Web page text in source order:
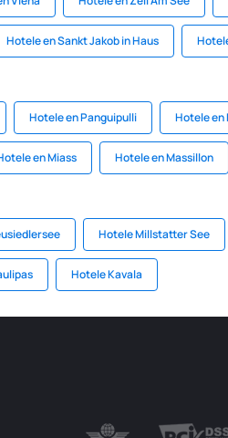
Hotele en Sankt Jakob in Haus
Hotele en Panguipulli Hotele en
en Miass Hotele en Massillon
Hotele Millstatter See
Hotele Kavala